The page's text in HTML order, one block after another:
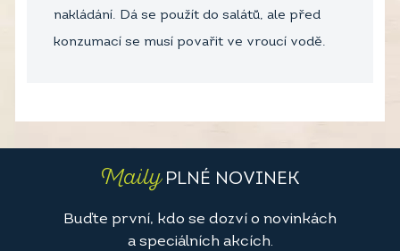
nakládání. Dá se použít do salátů, ale před
konzumací se musí povařit ve vroucí vodě.
MailyPLNÉ NOVINEK
Buďte první, kdo se dozví o novinkách
a speciálních akcích.